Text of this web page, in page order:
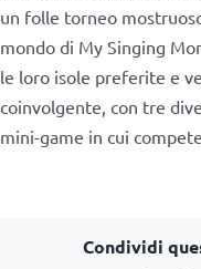
un folle torneo
mondo di My Singing
le loro isole preferite e
coinvolgente, con tre
mini-game in cui
Condividi